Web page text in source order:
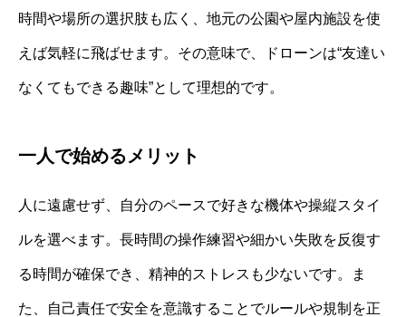
時間や場所の選択肢も広く、地元の公園や屋内施設を使
えば気軽に飛ばせます。その意味で、ドローンは“友達い
なくてもできる趣味”として理想的です。
一人で始めるメリット
人に遠慮せず、自分のペースで好きな機体や操縦スタイ
ルを選べます。長時間の操作練習や細かい失敗を反復す
る時間が確保でき、精神的ストレスも少ないです。ま
た、自己責任で安全を意識することでルールや規制を正